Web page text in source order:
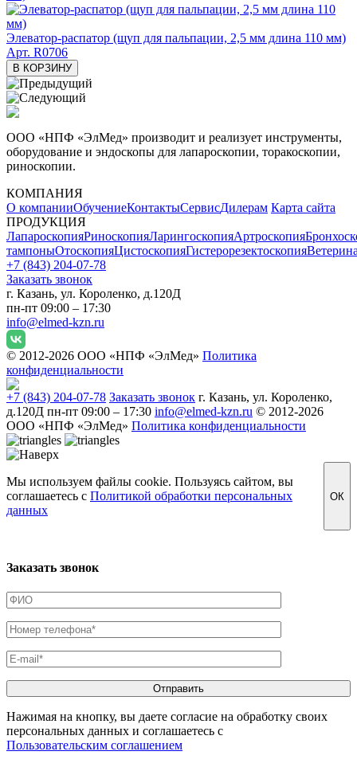
Элеватор-распатор (щуп для пальпации, 2,5 мм длина 110 мм)
Арт. R0706
В КОРЗИНУ
ООО «НПФ «ЭлМед» производит и реализует инструменты,
оборудование и эндоскопы для лапароскопии, торакоскопии,
риноскопии.
КОМПАНИЯ
О компанииОбучениеКонтактыСервисДилерам Карта сайта
ПРОДУКЦИЯ
ЛапароскопияРиноскопияЛарингоскопияАртроскопия
тампоныОтоскопияЦистоскопияГистерорезектоскопия
+7 (843) 204-07-78
Заказать звонок
г. Казань, ул. Короленко, д.120Д
пн-пт 09:00 – 17:30
info@elmed-kzn.ru
© 2012-2026 ООО «НПФ «ЭлМед» Политика
конфиденциальности
+7 (843) 204-07-78 Заказать звонок г. Казань, ул. Короленко,
д.120Д пн-пт 09:00 – 17:30 info@elmed-kzn.ru © 2012-2026
ООО «НПФ «ЭлМед» Политика конфиденциальности
Мы используем файлы cookie. Пользуясь сайтом, вы
соглашаетесь с Политикой обработки персональных
данных
ОК
Заказать звонок
Нажимая на кнопку, вы даете согласие на обработку своих
персональных данных и соглашаетесь с
Пользовательским соглашением